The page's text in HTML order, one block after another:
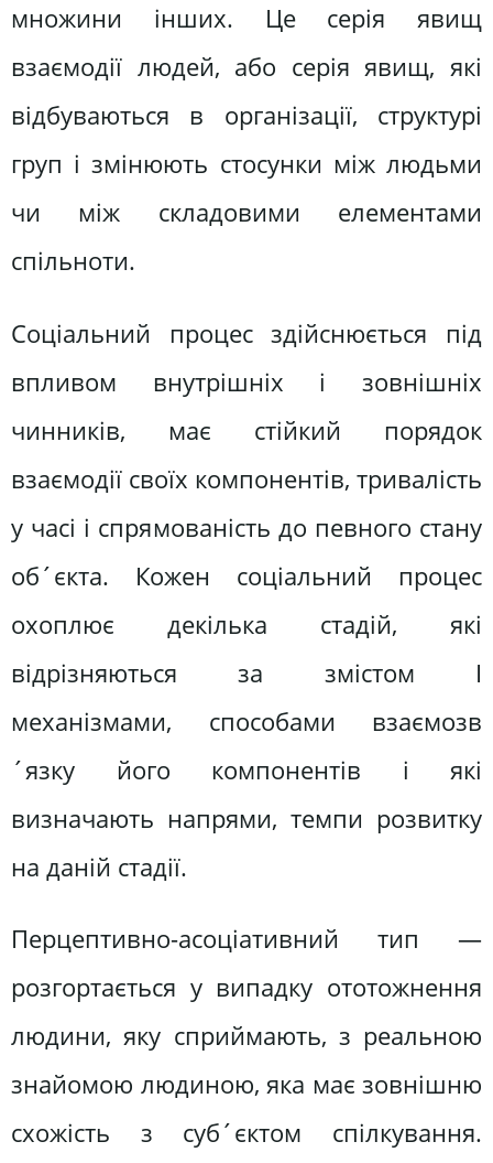
множини інших. Це серія явищ
взаємодії людей, або серія явищ, які
відбуваються в організації, структурі
груп і змінюють стосунки між людьми
чи між складовими елементами
спільноти.
Соціальний процес здійснюється під
впливом внутрішніх і зовнішніх
чинників, має стійкий порядок
взаємодії своїх компонентів, тривалість
у часі і спрямованість до певного стану
об´єкта. Кожен соціальний процес
охоплює декілька стадій, які
відрізняються за змістом І
механізмами, способами взаємозв
´язку його компонентів і які
визначають напрями, темпи розвитку
на даній стадії.
Перцептивно-асоціативний тип —
розгортається у випадку ототожнення
людини, яку сприймають, з реальною
знайомою людиною, яка має зовнішню
схожість з суб´єктом спілкування.